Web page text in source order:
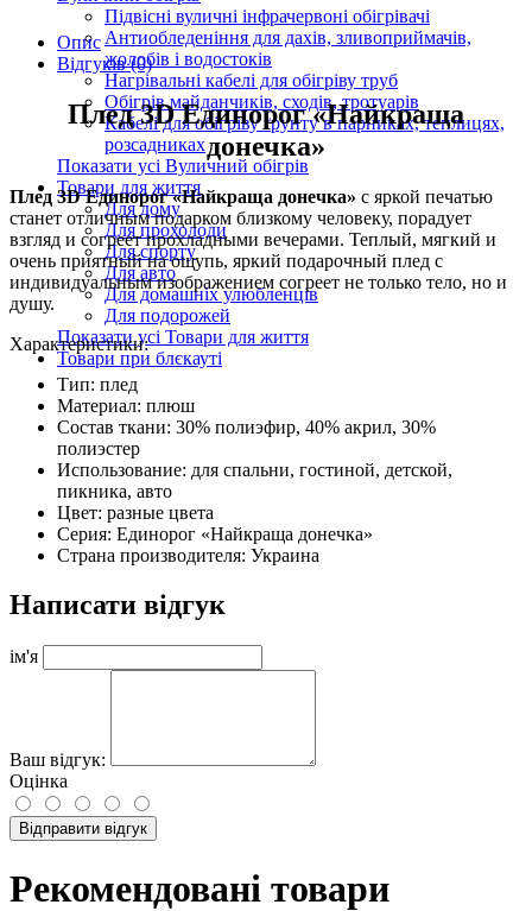
Підвісні вуличні інфрачервоні обігрівачі
Антиобледеніння для дахів, зливоприймачів,
жолобів і водостоків
Нагрівальні кабелі для обігріву труб
Обігрів майданчиків, сходів, тротуарів
Кабелі для обігріву ґрунту в парниках, теплицях,
розсадниках
Показати усі Вуличний обігрів
Товари для життя
Для дому
Для прохолоди
Для спорту
Для авто
Для домашніх улюбленців
Для подорожей
Показати усі Товари для життя
Товари при блєкауті
Опис
Відгуків (0)
Плед 3D Единорог «Найкраща
донечка»
Плед 3D Единорог «Найкраща донечка» с яркой печатью
станет отличным подарком близкому человеку, порадует
взгляд и согреет прохладными вечерами. Теплый, мягкий и
очень приятный на ощупь, яркий подарочный плед с
индивидуальным изображением согреет не только тело, но и
душу.
Характеристики:
Тип: плед
Материал: плюш
Состав ткани: 30% полиэфир, 40% акрил, 30%
полиэстер
Использование: для спальни, гостиной, детской,
пикника, авто
Цвет: разные цвета
Серия: Единорог «Найкраща донечка»
Страна производителя: Украина
Написати відгук
ім'я
Ваш відгук:
Оцінка
Відправити відгук
Рекомендовані товари